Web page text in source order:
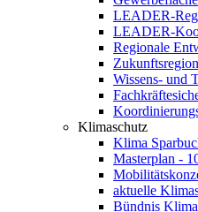
LEADER-
LEADER-
Regionale
Wissens- und
Klimaschutz
Klima
Masterplan -
aktuelle
Bündnis